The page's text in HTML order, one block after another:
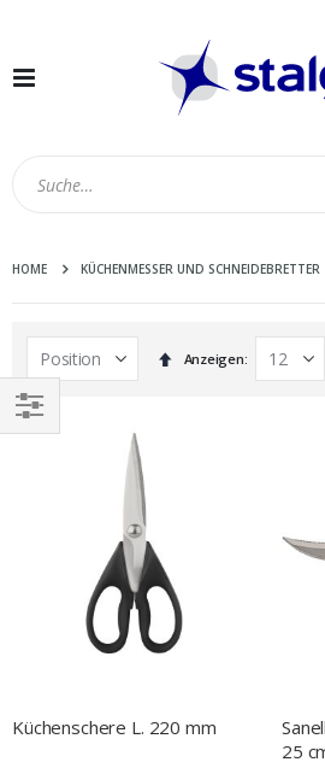
Navigation
HOME KÜCHENMESSER UND SCHNEIDEBRETTER
In
absteigender
Anzeigen
Küchenschere L. 220 mm
25
EINKAUFEN